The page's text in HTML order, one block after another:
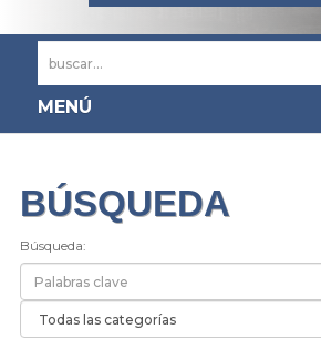
MENÚ
BÚSQUEDA
Búsqueda: